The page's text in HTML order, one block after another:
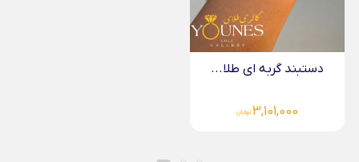
دستبند گربه ای طلا...
3,101,000 تومان